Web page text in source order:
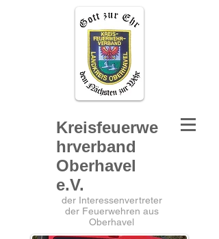
Kreisfeuerwe
hrverband
Oberhavel
e.V.
der Interessenvertreter
der Feuerwehren aus
Oberhavel